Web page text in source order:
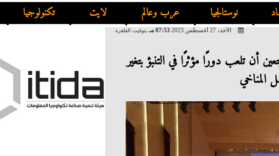
نوستالجيا عرب وعالم لايت تكنولوجيا
الأحد، 27 أغسطس 2023 07:53 مـ بتوقيت القاهرة
أن تلعب دورًا مؤثرًا في التنبؤ بتغير
المناخي